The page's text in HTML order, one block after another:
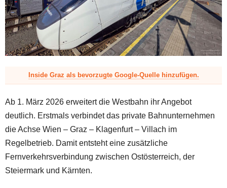
Inside Graz als bevorzugte Google-Quelle hinzufügen.
Ab 1. März 2026 erweitert die Westbahn ihr Angebot
deutlich. Erstmals verbindet das private Bahnunternehmen
die Achse Wien – Graz – Klagenfurt – Villach im
Regelbetrieb. Damit entsteht eine zusätzliche
Fernverkehrsverbindung zwischen Ostösterreich, der
Steiermark und Kärnten.